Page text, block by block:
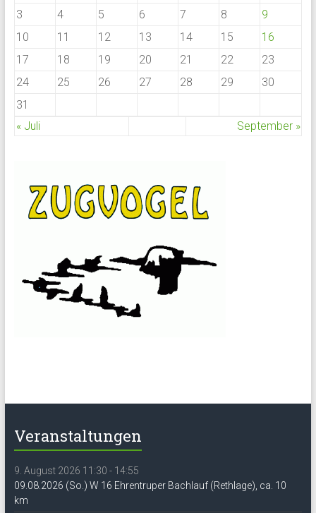
3
4 5 6 7 8
9
10
11 12 13 14 15
16
17
18 19 20 21 22
23
24
25 26 27 28 29
30
31
« Juli
September »
Veranstaltungen
9. August 2026 11:30 - 14:55
09.08.2026 (So.) W 16 Ehrentruper Bachlauf (Rethlage), ca. 10
km